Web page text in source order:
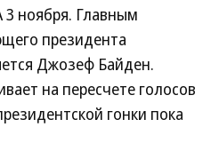
ноября. Главным
президента
Джозеф Байден.
на пересчете голосов
гонки пока